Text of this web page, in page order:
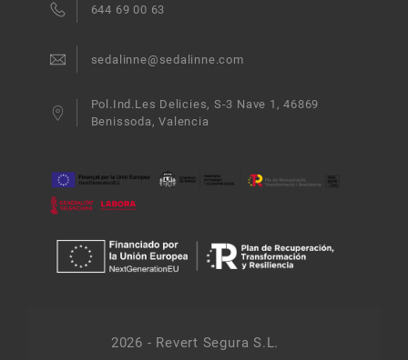
644 69 00 63
sedalinne@sedalinne.com
Pol.Ind.Les Delicies, S-3 Nave 1, 46869
Benissoda, Valencia
2026 - Revert Segura S.L.